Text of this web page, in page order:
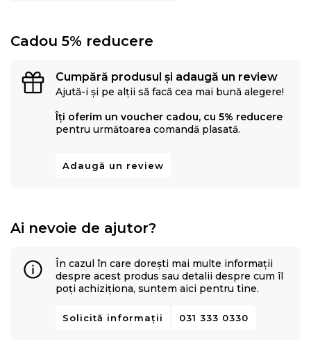
diferite:
o parte foarte ferma
confort de 2 cm din spuma memory si vatelina cu fibre de
bambus.
De ce sa cumperi salteaua Green Future Aloe Vera
Suport ortopedic
Calitate
lateral si pe stomac
Cadou 5% reducere
Cumpără produsul și adaugă un review
Ajută-i și pe alții să facă cea mai bună alegere!
Îți oferim un voucher cadou, cu 5% reducere
pentru următoarea comandă plasată.
Adaugă un review
Ai nevoie de ajutor?
În cazul în care dorești mai multe informații
despre acest produs sau detalii despre cum îl
poți achiziționa, suntem aici pentru tine.
Solicită informații 031 333 0330